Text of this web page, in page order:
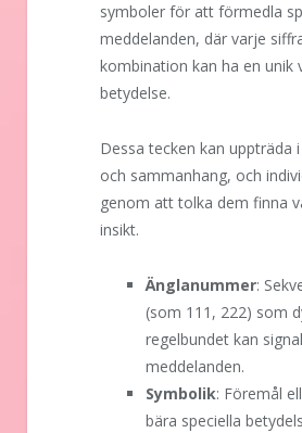
symboler för att förmedla
meddelanden, där varje
kombination kan ha en unik
betydelse.
Dessa tecken kan uppträda
och sammanhang, och
genom att tolka dem finna
insikt.
Änglanummer:
(som 111, 222) som
regelbundet kan
meddelanden.
Symbolik: Föremål
bära speciella